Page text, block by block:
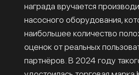
награда вручается
насосного оборудования,
наибольшее количество
оценок от реальных
партнёров. В 2024 году